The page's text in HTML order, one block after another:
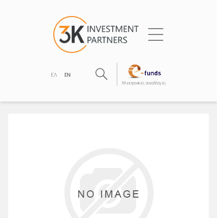
ΕΛ EN
Hλεκτρονικές συναλλαγές